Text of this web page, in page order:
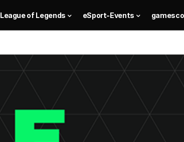
League of Legends eSport-Events